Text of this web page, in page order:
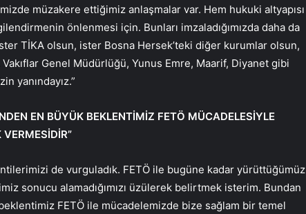
müzakere ettiğimiz anlaşmalar var. Hem hukuki altyapısı
önlenmesi için. Bunları imzaladığımızda daha da
TİKA olsun, ister Bosna Hersek’teki diğer kurumlar olsun,
Genel Müdürlüğü, Yunus Emre, Maarif, Diyanet gibi
yanındayız.”
EN BÜYÜK BEKLENTİMİZ FETÖ MÜCADELESİYLE
de vurguladık. FETÖ ile bugüne kadar yürüttüğümüz
sonucu alamadığımızı üzülerek belirtmek isterim. Bundan
FETÖ ile mücadelemizde bize sağlam bir temel